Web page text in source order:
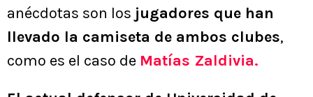
anécdotas son los jugadores que han
llevado la camiseta de ambos clubes,
como es el caso de Matías Zaldivia.